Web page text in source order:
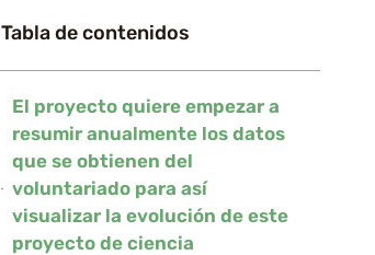
Tabla de contenidos
El proyecto quiere empezar a
resumir anualmente los datos
que se obtienen del
voluntariado para así
visualizar la evolución de este
proyecto de ciencia